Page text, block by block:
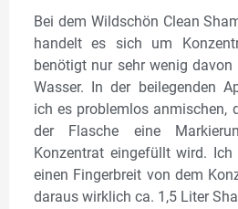
Bei dem Wildschön Clean
handelt es sich um
benötigt nur sehr wenig
Wasser. In der beilegenden
ich es problemlos anmischen,
der Flasche eine
Konzentrat eingefüllt wird.
einen Fingerbreit von dem
daraus wirklich ca. 1,5 Liter